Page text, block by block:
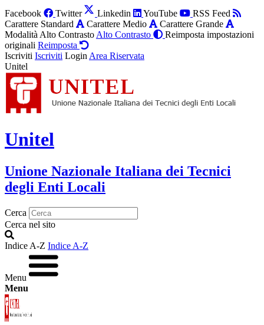
Facebook Twitter Linkedin YouTube
RSS Feed
Carattere Standard
Carattere Medio
Carattere Grande
Modalità Alto Contrasto Alto Contrasto
Reimposta impostazioni
originali Reimposta
Iscriviti Iscriviti Login Area Riservata
Unitel
Unitel
Unione Nazionale Italiana dei Tecnici
degli Enti Locali
Cerca
Cerca nel sito
Indice A-Z Indice A-Z
Menu
Menu